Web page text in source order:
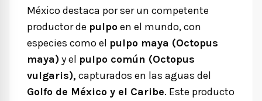
México destaca por ser un competente
productor de pulpoen el mundo, con
especies como el pulpo maya (Octopus
maya)y el pulpo común (Octopus
vulgaris), capturados en las aguas del
Golfo de México y el Caribe. Este producto